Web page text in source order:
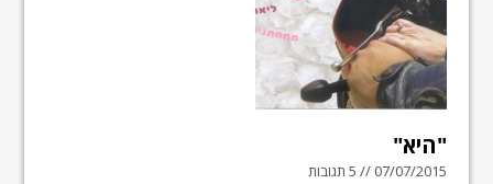
"היא"
07/07/2015 // 5 תגובות